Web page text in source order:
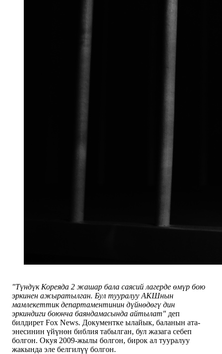
"Түндүк Кореяда 2 жашар бала саясий лагерде өмүр бою
эркинен ажыратылган. Бул тууралуу АКШнын
мамлекеттик департаментинин дүйнөдөгү дин
эркиндиги боюнча баяндамасында айтылат" деп
билдирет Fox News. Документке ылайык, баланын ата-
энесинин үйүнөн библия табылган, бул жазага себеп
болгон. Окуя 2009-жылы болгон, бирок ал тууралуу
жакында эле белгилүү болгон.